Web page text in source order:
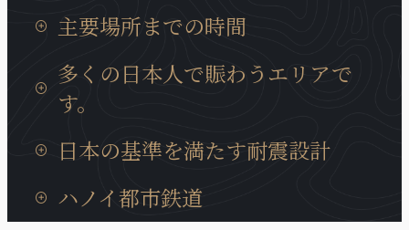
日本製の設備が充実していて、ベトナムに居ても、
日本の我が家の居心地に癒やされます。
主要場所までの時間
タンロン工業団地までの移動時間は15分、イノバイ
国際空港までは30分と通勤等にも非常に便利な場所
に位置しております。
多くの日本人で賑わうエリアで
す。
近くには多くの日系企業も、キムマー通り、ダオタ
ン通りに集まっています。また、周辺には多様な商
宅街にも近いロケーションです。
日本の基準を満たす耐震設計
ハノイの建造物では非常にめずらいい耐震構造のビ
ルディングで、安心に宿泊できます。
ハノイ都市鉄道